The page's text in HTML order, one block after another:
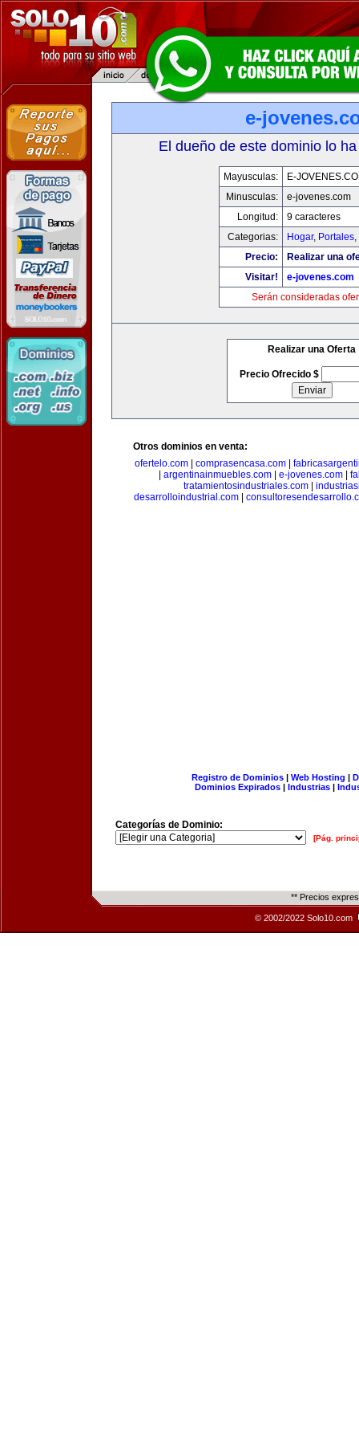
e-
El dueño de este dominio lo
Mayusculas:
E-
Minusculas:
e-jovenes.com
Longitud:
9 caracteres
Categorias:
Hogar, Portales,
Precio:
Realizar una
Visitar!
e-jovenes.com
Serán consideradas
Realizar una Oferta
Precio Ofrecido $
Otros dominios en venta:
ofertelo.com| comprasencasa.com|
argentinainmuebles.com| e-jovenes.com|
tratamientosindustriales.com
desarrolloindustrial.com|
Registro de Dominios| Web Hosting |
Dominios Expirados | Industrias |
Categorías de Dominio:
[Pág.
** Precios
© 2002/2022 Solo10.com